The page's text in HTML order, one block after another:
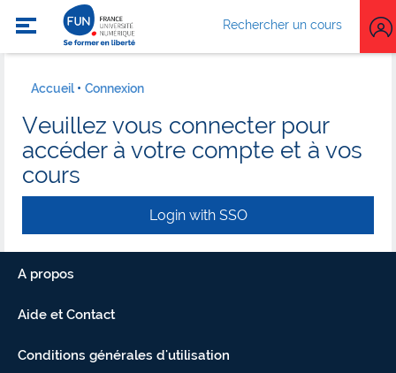
Rechercher un cours
Accueil Connexion
Veuillez vous connecter pour
accéder à votre compte et à vos
cours
Login with SSO
A propos
Aide et Contact
Conditions générales d'utilisation